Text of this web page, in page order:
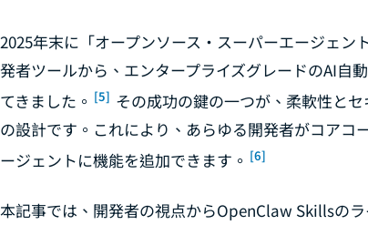
27
29
2025年末に「オープンソース・スーパーエージェ
発者ツールから、エンタープライズグレードのAI自
てきました。 [5] その成功の鍵の一つが、柔軟性と
の設計です。これにより、あらゆる開発者がコアコ
ージェントに機能を追加できます。 [6]
本記事では、開発者の視点からOpenClaw Skillsの